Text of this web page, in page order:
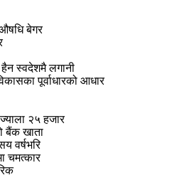
बेगर
हैन स्वदेशमै लगानी
पूर्वाधारको आधार
२५ हजार
बैंक खाता
वर्षभरि
चमत्कार